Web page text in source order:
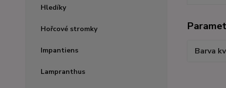
Hledíky
Hořcové stromky
Impantiens
Lampranthus
Barva